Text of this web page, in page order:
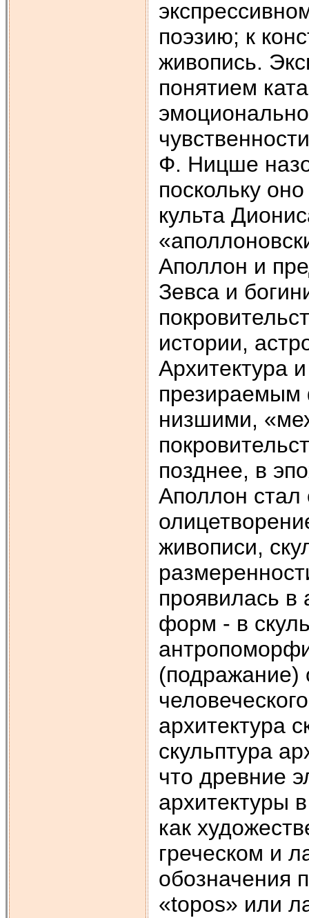
поэзию; к
живопись.
понятием
Ф. Ницше
поскольку
культа
Аполлон и
Зевса и
истории,
Архитектура
презираемым
низшими,
позднее, в
Аполлон стал
живописи,
проявилась в
форм - в
(подражание)
архитектура
скульптура
что древние
архитектуры
как
греческом и
обозначения
«topos» или